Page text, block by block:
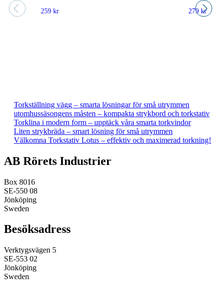
259 kr 279 kr
Torkställning vägg – smarta lösningar för små utrymmen
utomhussäsongens måsten – kompakta strykbord och torkstativ
Torklina i modern form – upptäck våra smarta torkvindor
Liten strykbräda – smart lösning för små utrymmen
Välkomna Torkstativ Lotus – effektiv och maximerad torkning!
AB Rörets Industrier
Box 8016
SE-550 08
Jönköping
Sweden
Besöksadress
Verktygsvägen 5
SE-553 02
Jönköping
Sweden